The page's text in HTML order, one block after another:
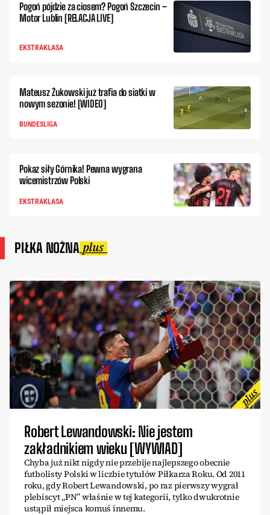
Pogoń pójdzie za ciosem? Pogoń Szczecin –
Motor Lublin [RELACJA LIVE]
EKSTRAKLASA
Mateusz Żukowski już trafia do siatki w
nowym sezonie! [WIDEO]
BUNDESLIGA
Pokaz siły Górnika! Pewna wygrana
wicemistrzów Polski
EKSTRAKLASA
PIŁKA NOŻNA
Robert Lewandowski: Nie jestem
zakładnikiem wieku [WYWIAD]
Chyba już nikt nigdy nie przebije najlepszego obecnie
futbolisty Polski w liczbie tytułów Piłkarza Roku. Od 2011
roku, gdy Robert Lewandowski, po raz pierwszy wygrał
plebiscyt „PN” właśnie w tej kategorii, tylko dwukrotnie
ustąpił miejsca komuś innemu.